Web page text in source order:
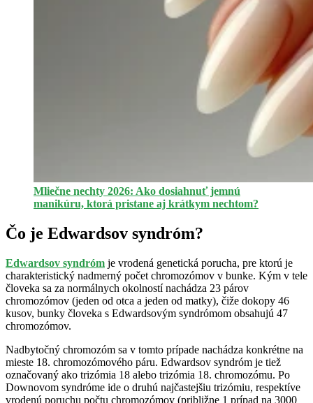
Mliečne nechty 2026: Ako dosiahnuť jemnú
manikúru, ktorá pristane aj krátkym nechtom?
Čo je Edwardsov syndróm?
Edwardsov syndróm je vrodená genetická porucha, pre ktorú je
charakteristický nadmerný počet chromozómov v bunke. Kým v tele
človeka sa za normálnych okolností nachádza 23 párov
chromozómov (jeden od otca a jeden od matky), čiže dokopy 46
kusov, bunky človeka s Edwardsovým syndrómom obsahujú 47
chromozómov.
Nadbytočný chromozóm sa v tomto prípade nachádza konkrétne na
mieste 18. chromozómového páru. Edwardsov syndróm je tiež
označovaný ako trizómia 18 alebo trizómia 18. chromozómu. Po
Downovom syndróme ide o druhú najčastejšiu trizómiu, respektíve
vrodenú poruchu počtu chromozómov (približne 1 prípad na 3000